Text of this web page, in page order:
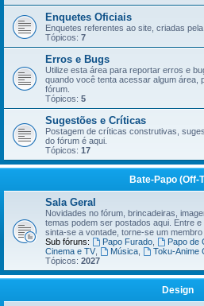
Enquetes Oficiais
Enquetes referentes ao site, criadas
Tópicos: 7
Erros e Bugs
Utilize esta área para reportar erros e
quando você tenta acessar algum área,
fórum.
Tópicos: 5
Sugestões e Críticas
Postagem de críticas construtivas,
do fórum é aqui.
Tópicos: 17
Bate-Papo (Off-
Sala Geral
Novidades no fórum, brincadeiras,
temas podem ser postados aqui. Entre
sinta-se a vontade, torne-se um
Sub fóruns:
Papo Furado, Papo de
Cinema e TV, Música, Toku-Anime
Tópicos: 2027
Design